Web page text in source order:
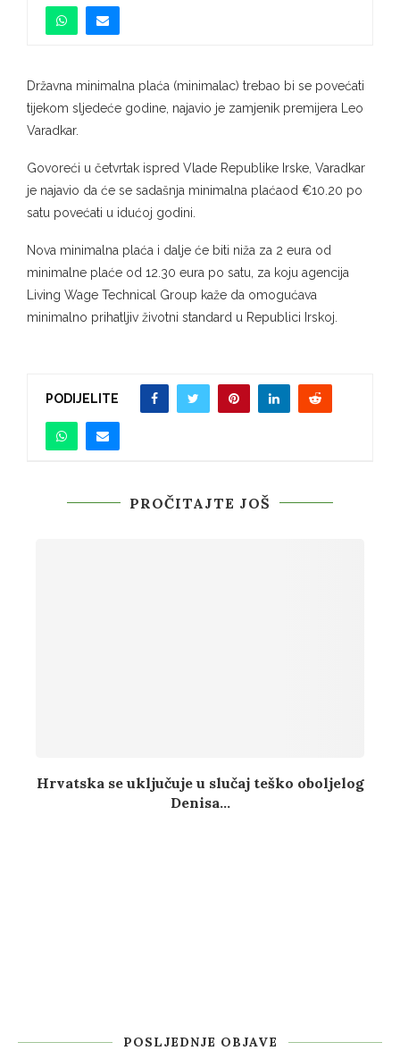
Državna minimalna plaća (minimalac) trebao bi se povećati
tijekom sljedeće godine, najavio je zamjenik premijera Leo
Varadkar.
Govoreći u četvrtak ispred Vlade Republike Irske, Varadkar
je najavio da će se sadašnja minimalna plaćaod €10.20 po
satu povećati u idućoj godini.
Nova minimalna plaća i dalje će biti niža za 2 eura od
minimalne plaće od 12.30 eura po satu, za koju agencija
Living Wage Technical Group kaže da omogućava
minimalno prihatljiv životni standard u Republici Irskoj.
PODIJELITE
PROČITAJTE JOŠ
Hrvatska se uključuje u slučaj teško oboljelog
Denisa...
POSLJEDNJE OBJAVE